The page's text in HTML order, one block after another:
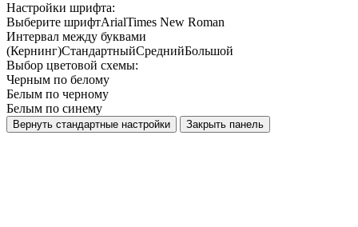
Настройки шрифта:
Выберите шрифтArialTimes New Roman
Интервал между буквами
(Кернинг)СтандартныйСреднийБольшой
Выбор цветовой схемы:
Черным по белому
Белым по черному
Белым по синему
Вернуть стандартные настройки Закрыть панель